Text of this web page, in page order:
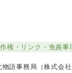
権・リンク・免責事
語事務局（株式会